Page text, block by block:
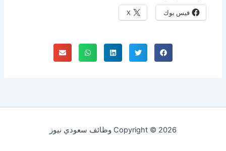
فيس بوك X
Copyright © 2026 وظائف سعودي نيوز